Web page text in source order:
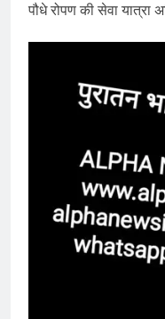
पौधे रोपण की सेवा यात्रा